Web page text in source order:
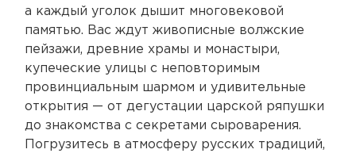
а каждый уголок дышит многовековой
памятью. Вас ждут живописные волжские
пейзажи, древние храмы и монастыри,
купеческие улицы с неповторимым
провинциальным шармом и удивительные
открытия — от дегустации царской ряпушки
до знакомства с секретами сыроварения.
Погрузитесь в атмосферу русских традиций,